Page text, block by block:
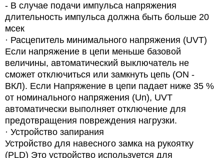
- В случае подачи импульса напряжения
длительность импульса должна быть больше 20
мсек
· Расцепитель минимального напряжения (UVT)
Если напряжение в цепи меньше базовой
величины, автоматический выключатель не
сможет отключиться или замкнуть цепь (ON -
ВКЛ). Если Напряжение в цепи падает ниже 35 %
от номинального напряжения (Un), UVT
автоматически выполняет отключение для
предотвращения повреждения нагрузки.
· Устройство запирания
Устройство для навесного замка на рукоятку
(PLD) Это устройство используется для